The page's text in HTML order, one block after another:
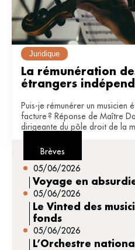
Juridique
La rémunération
étrangers
Puis-je rémunérer un musicien
facture ? Réponse de Maître
dirigeante du pôle droit de la
Brèves
05/06/2026
Voyage en
05/06/2026
Le Vinted des
fonds
05/06/2026
L’Orchestre